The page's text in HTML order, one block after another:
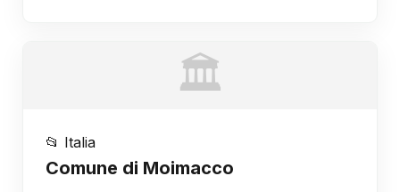
🏛️
📂 Italia
Comune di Moimacco